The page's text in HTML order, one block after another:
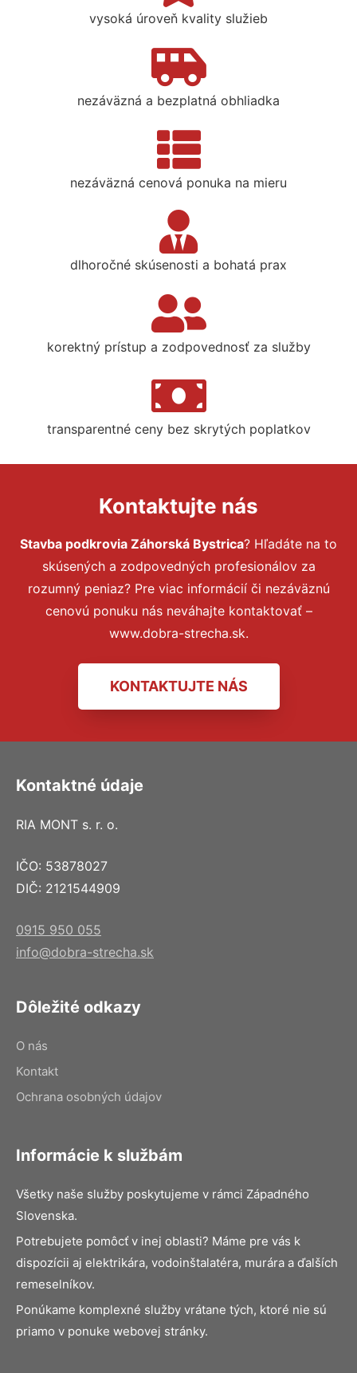
vysoká úroveň kvality služieb
nezáväzná a bezplatná obhliadka
nezáväzná cenová ponuka na mieru
dlhoročné skúsenosti a bohatá prax
korektný prístup a zodpovednosť za služby
transparentné ceny bez skrytých poplatkov
Kontaktujte nás
Stavba podkrovia Záhorská Bystrica? Hľadáte na to
skúsených a zodpovedných profesionálov za
rozumný peniaz? Pre viac informácií či nezáväznú
cenovú ponuku nás neváhajte kontaktovať –
www.dobra-strecha.sk.
KONTAKTUJTE NÁS
Kontaktné údaje
RIA MONT s. r. o.
IČO: 53878027
DIČ: 2121544909
0915 950 055
info@dobra-strecha.sk
Dôležité odkazy
O nás
Kontakt
Ochrana osobných údajov
Informácie k službám
Všetky naše služby poskytujeme v rámci Západného
Slovenska.
Potrebujete pomôcť v inej oblasti? Máme pre vás k
dispozícii aj elektrikára, vodoinštalatéra, murára a ďalších
remeselníkov.
Ponúkame komplexné služby vrátane tých, ktoré nie sú
priamo v ponuke webovej stránky.